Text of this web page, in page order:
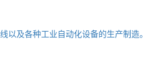
以及各种工业自动化设备的生产制造。